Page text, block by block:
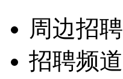
周边招聘
招聘频道